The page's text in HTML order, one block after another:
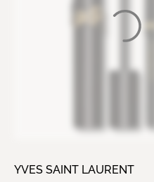
YVES SAINT LAURENT